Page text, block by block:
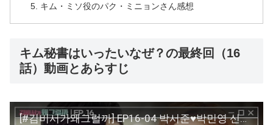
キム・ミソ役のパク・ミニョンさん感想
キム秘書はいったいなぜ？の最終回（16
話）動画とあらすじ
[#김비서가왜그럴까] EP16-04 박서준♥박민영 신혼부부 식기 못 사서 한이 맺혔던 예비신랑시키